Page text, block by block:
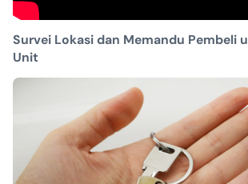
Survei Lokasi dan Memandu Pembeli
Unit